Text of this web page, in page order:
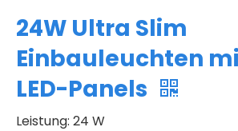
24W Ultra Slim
Einbauleuchten
LED-Panels
Leistung: 24 W